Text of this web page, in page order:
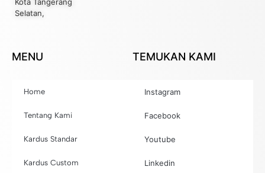
Selatan,
MENU
Home
Tentang Kami
Kardus Standar
Kardus Custom
TEMUKAN KAMI
Instagram
Facebook
Youtube
Linkedin